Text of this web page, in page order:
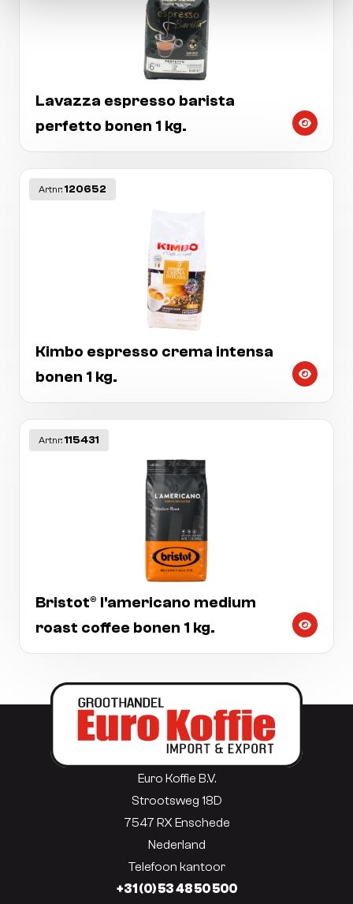
Lavazza espresso barista
perfetto bonen 1 kg.
Artnr: 120652
Kimbo espresso crema intensa
bonen 1 kg.
Artnr: 115431
Bristot® l'americano medium
roast coffee bonen 1 kg.
Euro Koffie B.V.
Strootsweg 18D
7547 RX Enschede
Nederland
Telefoon kantoor
+31 (0) 53 48 50 500